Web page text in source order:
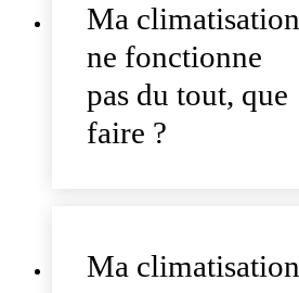
Ma climatisation
ne fonctionne
pas du tout, que
faire ?
Ma climatisation